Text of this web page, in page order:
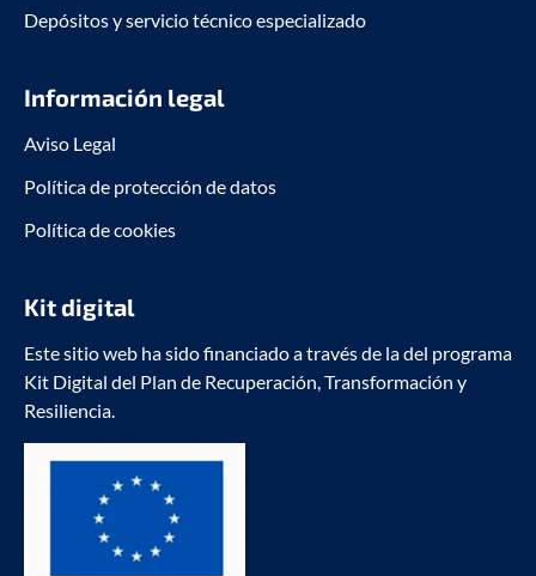
Depósitos y servicio técnico especializado
Información legal
Aviso Legal
Política de protección de datos
Política de cookies
Kit digital
Este sitio web ha sido financiado a través de la del programa
Kit Digital del Plan de Recuperación, Transformación y
Resiliencia.